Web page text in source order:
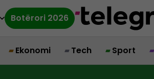
Botërori 2026
Ekonomi Tech Sport